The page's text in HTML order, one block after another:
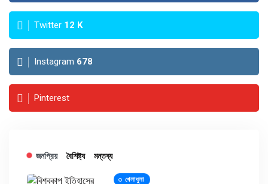
Twitter 12 K
Instagram 678
Pinterest
জনপ্রিয় বৈশিষ্ট্য মন্তব্য
খেলাধুলা